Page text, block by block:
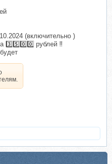
(включительно )
3️⃣5️⃣0️⃣0️⃣ рублей ‼️